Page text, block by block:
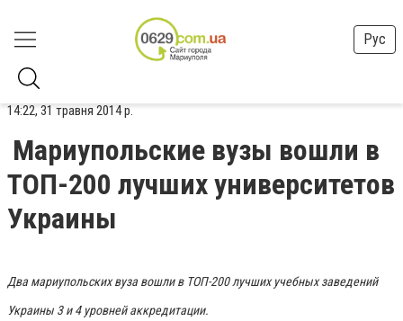
Рус
14:22, 31 травня 2014 р.
Мариупольские вузы вошли в
ТОП-200 лучших университетов
Украины
Два мариупольских вуза вошли в ТОП-200 лучших учебных заведений
Украины 3 и 4 уровней аккредитации.